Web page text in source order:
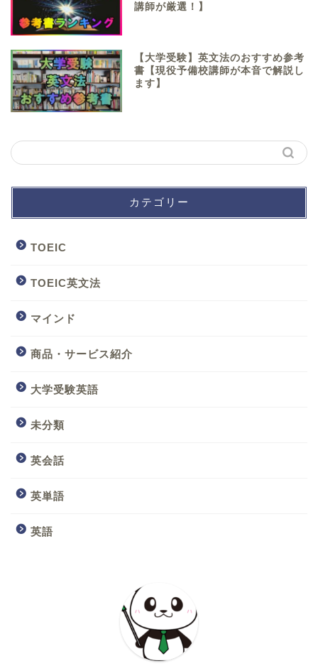
講師が厳選！】
【大学受験】英文法のおすすめ参考
書【現役予備校講師が本音で解説し
ます】
カテゴリー
TOEIC
TOEIC英文法
マインド
商品・サービス紹介
大学受験英語
未分類
英会話
英単語
英語